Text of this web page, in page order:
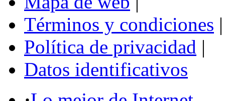
Términos y condiciones |
Política de privacidad |
Datos identificativos